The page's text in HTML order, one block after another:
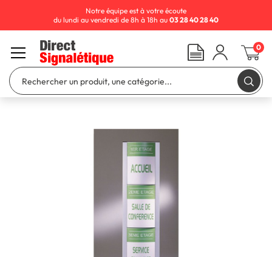
Notre équipe est à votre écoute
du lundi au vendredi de 8h à 18h au 03 28 40 28 40
0